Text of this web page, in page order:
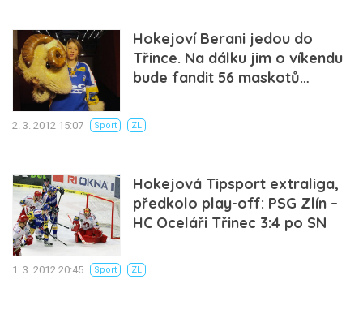
Hokejoví Berani jedou do
Třince. Na dálku jim o víkendu
bude fandit 56 maskotů…
2. 3. 2012 15:07 Sport ZL
Hokejová Tipsport extraliga,
předkolo play-off: PSG Zlín –
HC Oceláři Třinec 3:4 po SN
1. 3. 2012 20:45 Sport ZL